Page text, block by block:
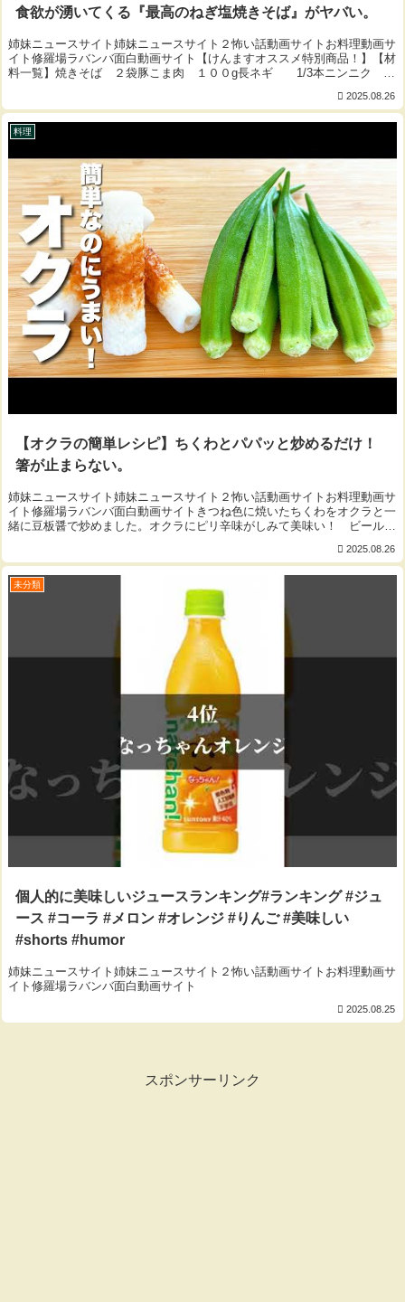
食欲が湧いてくる『最高のねぎ塩焼きそば』がヤバい。
姉妹ニュースサイト姉妹ニュースサイト２怖い話動画サイトお料理動画サ
イト修羅場ラバンバ面白動画サイト【けんますオススメ特別商品！】【材
料一覧】焼きそば ２袋豚こま肉 １００g長ネギ 1/3本ニンニク １
2025.08.26
料理
【オクラの簡単レシピ】ちくわとパパッと炒めるだけ！
箸が止まらない。
姉妹ニュースサイト姉妹ニュースサイト２怖い話動画サイトお料理動画サ
イト修羅場ラバンバ面白動画サイトきつね色に焼いたちくわをオクラと一
緒に豆板醤で炒めました。オクラにピリ辛味がしみて美味い！ ビールが
2025.08.26
未分類
個人的に美味しいジュースランキング#ランキング #ジュ
ース #コーラ #メロン #オレンジ #りんご #美味しい
#shorts #humor
姉妹ニュースサイト姉妹ニュースサイト２怖い話動画サイトお料理動画サ
イト修羅場ラバンバ面白動画サイト
2025.08.25
スポンサーリンク